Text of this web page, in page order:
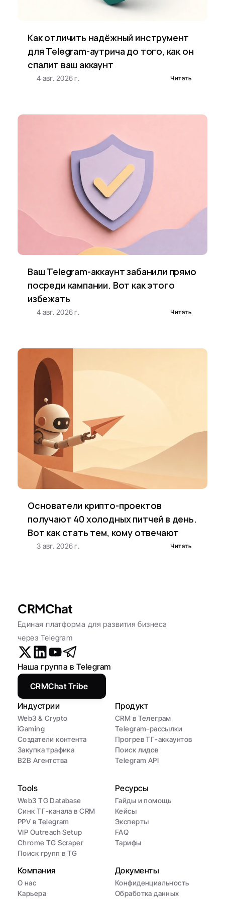
Как отличить надёжный инструмент
для Telegram-аутрича до того, как он
спалит ваш аккаунт
4 авг. 2026 г. Читать
Ваш Telegram-аккаунт забанили прямо
посреди кампании. Вот как этого
избежать
4 авг. 2026 г. Читать
Основатели крипто-проектов
получают 40 холодных питчей в день.
Вот как стать тем, кому отвечают
3 авг. 2026 г. Читать
CRMChat
Единая платформа для развития бизнеса
через Telegram
Индустрии
Web3 & Crypto
iGaming
Создатели контента
Закупка трафика
B2B Агентства
Продукт
CRM в Телеграм
Telegram-рассылки
Прогрев ТГ-аккаунтов
Поиск лидов
Telegram API
Tools
Web3 TG Database
Синк ТГ-канала в CRM
PPV в Telegram
VIP Outreach Setup
Chrome TG Scraper
Поиск групп в TG
Ресурсы
Гайды и помощь
Кейсы
Эксперты
FAQ
Тарифы
Компания
О нас
Карьера
Документы
Конфиденциальность
Обработка данных
Наша группа в Telegram
CRMChat Tribe